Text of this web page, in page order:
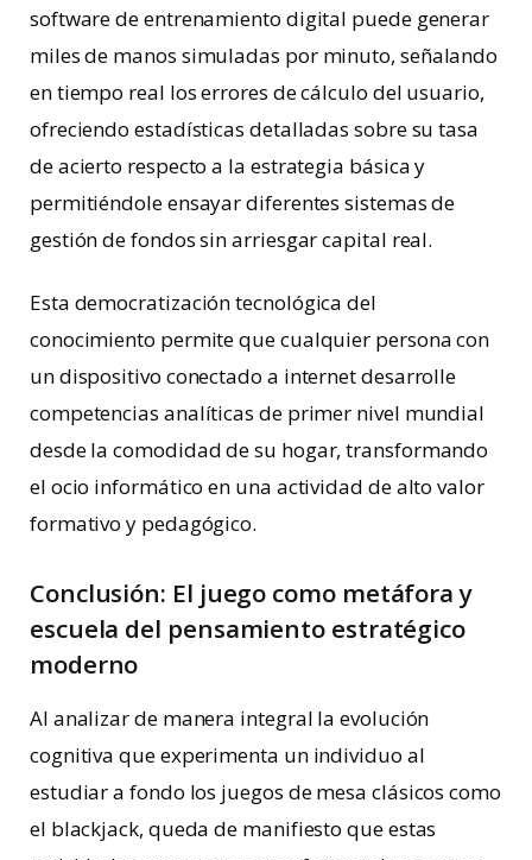
software de entrenamiento digital puede generar
miles de manos simuladas por minuto, señalando
en tiempo real los errores de cálculo del usuario,
ofreciendo estadísticas detalladas sobre su tasa
de acierto respecto a la estrategia básica y
permitiéndole ensayar diferentes sistemas de
gestión de fondos sin arriesgar capital real.
Esta democratización tecnológica del
conocimiento permite que cualquier persona con
un dispositivo conectado a internet desarrolle
competencias analíticas de primer nivel mundial
desde la comodidad de su hogar, transformando
el ocio informático en una actividad de alto valor
formativo y pedagógico.
Conclusión: El juego como metáfora y
escuela del pensamiento estratégico
moderno
Al analizar de manera integral la evolución
cognitiva que experimenta un individuo al
estudiar a fondo los juegos de mesa clásicos como
el blackjack, queda de manifiesto que estas